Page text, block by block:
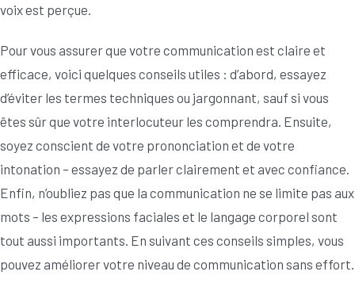
voix est perçue.
Pour vous assurer que votre communication est claire et
efficace, voici quelques conseils utiles : d’abord, essayez
d’éviter les termes techniques ou jargonnant, sauf si vous
êtes sûr que votre interlocuteur les comprendra. Ensuite,
soyez conscient de votre prononciation et de votre
intonation – essayez de parler clairement et avec confiance.
Enfin, n’oubliez pas que la communication ne se limite pas aux
mots – les expressions faciales et le langage corporel sont
tout aussi importants. En suivant ces conseils simples, vous
pouvez améliorer votre niveau de communication sans effort.